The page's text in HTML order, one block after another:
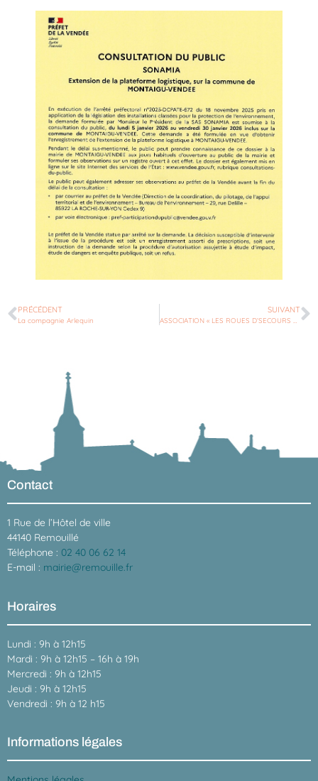
PRÉCÉDENT
La compagnie Arlequin
SUIVANT
Contact
1 Rue de l’Hôtel de ville
44140 Remouillé
Téléphone : 02 40 06 62 14
E-mail : mairie@remouille.fr
Horaires
Lundi : 9h à 12h15
Mardi : 9h à 12h15 – 16h à 19h
Mercredi : 9h à 12h15
Jeudi : 9h à 12h15
Vendredi : 9h à 12 h15
Informations légales